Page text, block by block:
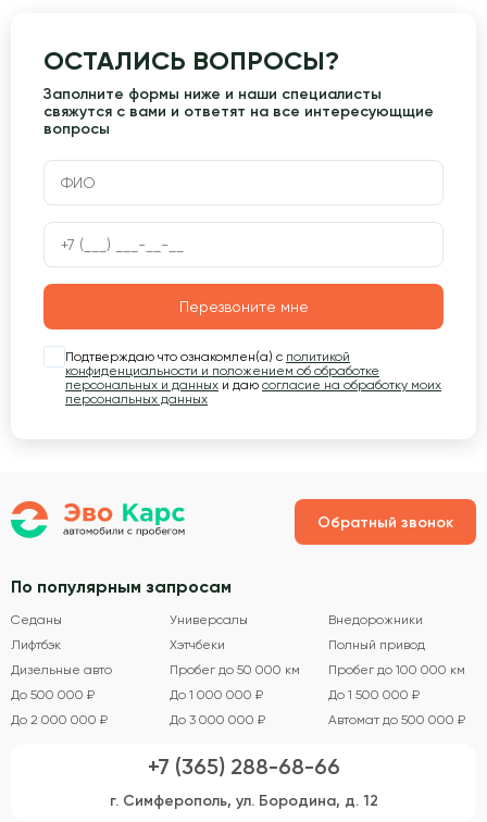
ОСТАЛИСЬ ВОПРОСЫ?
Заполните формы ниже и наши специалисты
свяжутся с вами и ответят на все интересующщие
вопросы
Перезвоните мне
Подтверждаю что ознакомлен(а) с политикой
конфиденциальности и положением об обработке
персональных и данных и даю согласие на обработку моих
персональных данных
Обратный звонок
По популярным запросам
Седаны Универсалы
Внедорожники
Лифтбэк
Хэтчбеки
Полный привод
Дизельные авто
Пробег до 50 000 км
Пробег до 100 000 км
До 500 000 ₽
До 1 000 000 ₽
До 1 500 000 ₽
До 2 000 000 ₽
До 3 000 000 ₽ Автомат до 500 000 ₽
+7 (365) 288-68-66
г. Симферополь, ул. Бородина, д. 12